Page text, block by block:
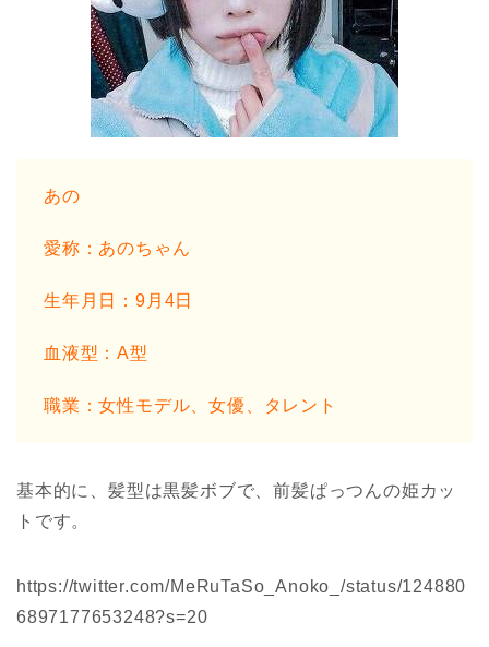
あの
愛称：あのちゃん
生年月日：9月4日
血液型：A型
職業：女性モデル、女優、タレント
基本的に、髪型は黒髪ボブで、前髪ぱっつんの姫カッ
トです。
https://twitter.com/MeRuTaSo_Anoko_/status/124880
6897177653248?s=20